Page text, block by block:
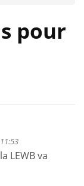
pour
LEWB va